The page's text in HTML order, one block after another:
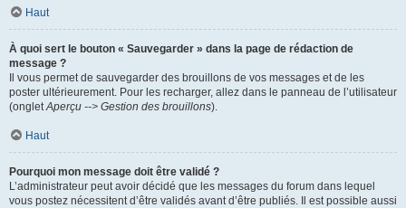
Haut
À quoi sert le bouton « Sauvegarder » dans la page de rédaction de
message ?
Il vous permet de sauvegarder des brouillons de vos messages et de les
poster ultérieurement. Pour les recharger, allez dans le panneau de l’utilisateur
(ongletAperçu --> Gestion des brouillons).
Haut
Pourquoi mon message doit être validé ?
L’administrateur peut avoir décidé que les messages du forum dans lequel
vous postez nécessitent d’être validés avant d’être publiés. Il est possible aussi